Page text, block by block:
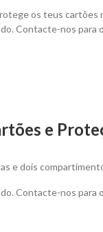
os teus
Contacte-nos
e
e dois
Contacte-nos